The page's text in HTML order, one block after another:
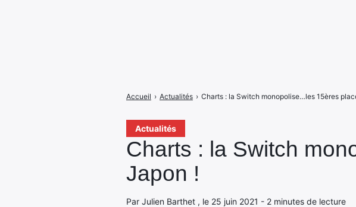
Actualités
Charts : la Switch
Japon !
Par Julien Barthet , le 25 juin 2021 - 2 minutes de lecture
Accueil › Actualités › Charts : la Switch monopolise…les 15ères